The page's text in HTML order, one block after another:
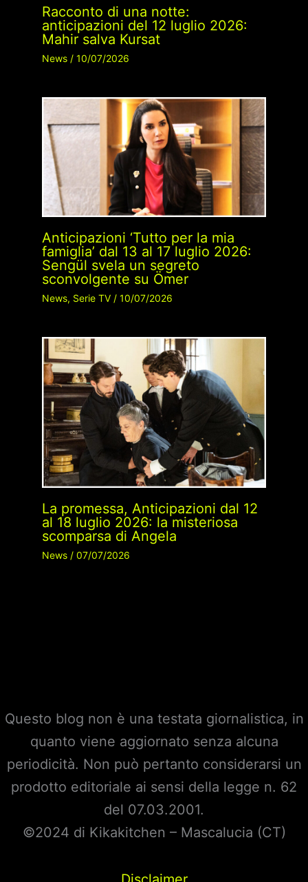
Racconto di una notte:
anticipazioni del 12 luglio 2026:
Mahir salva Kursat
News/ 10/07/2026
Anticipazioni ‘Tutto per la mia
famiglia’ dal 13 al 17 luglio 2026:
Sengül svela un segreto
sconvolgente su Ömer
News, Serie TV/ 10/07/2026
La promessa, Anticipazioni dal 12
al 18 luglio 2026: la misteriosa
scomparsa di Angela
News/ 07/07/2026
Questo blog non è una testata giornalistica, in
quanto viene aggiornato senza alcuna
periodicità. Non può pertanto considerarsi un
prodotto editoriale ai sensi della legge n. 62
del 07.03.2001.
©2024 di Kikakitchen – Mascalucia (CT)